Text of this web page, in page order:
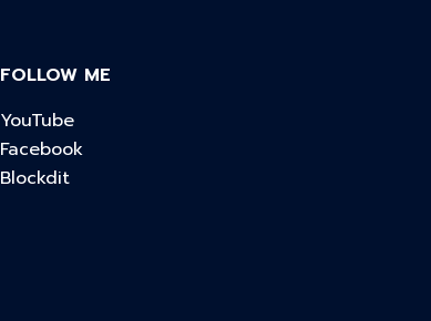
FOLLOW ME
YouTube
Facebook
Blockdit